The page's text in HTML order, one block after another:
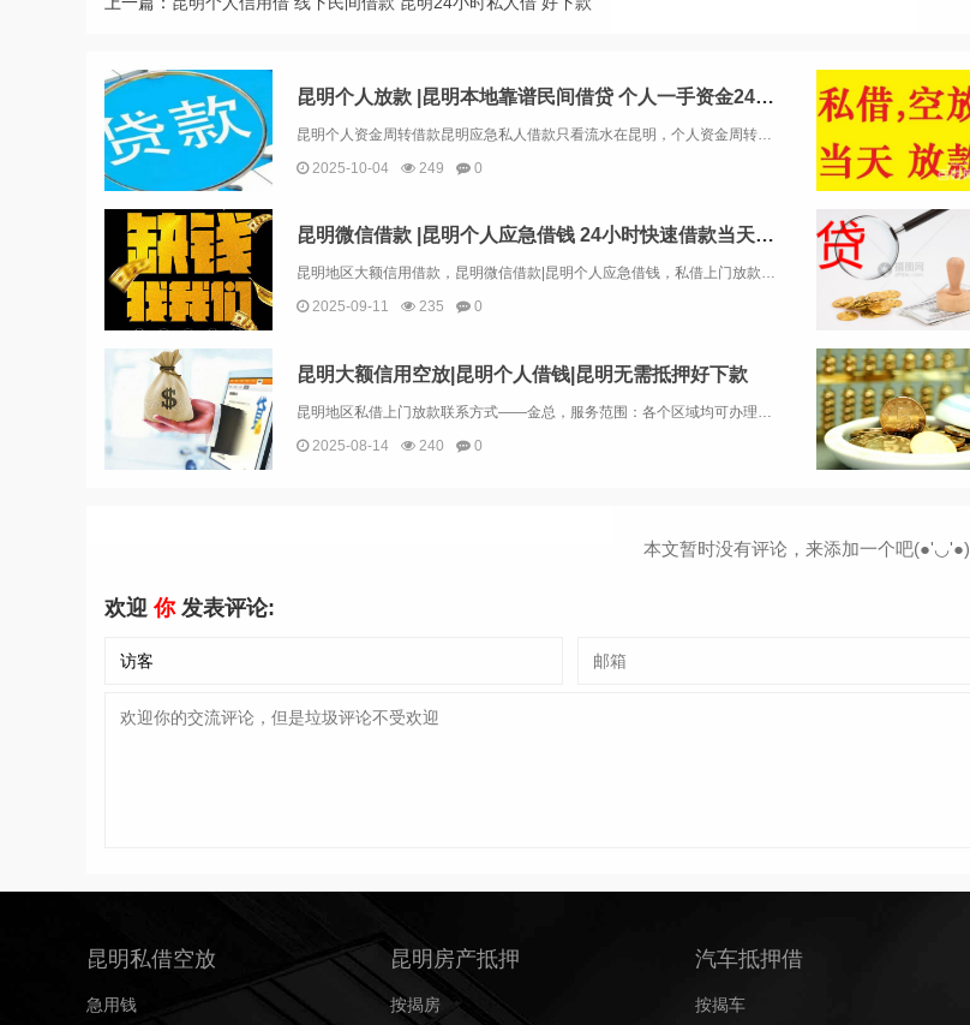
昆明个人放款 |昆明本地靠谱民间借贷 个人一手资金24小时下款
2025-10-04
249 0
昆明微信借款 |昆明个人应急借钱 24小时快速借款当天拿钱
昆明地区大额信用借款，昆明微信借款|昆明个人应急借钱，私借上门放款空放联系方式——金总，服务范围：各个区域均可办理私借，押车，各种车抵押，当天放款，欢迎咨询！——私借短期应急借款，30分钟下款，额度1–600万，无抵押免担保，不看征信，...
2025-09-11
235 0
昆明大额信用空放|昆明个人借钱|昆明无需抵押好下款
昆明地区私借上门放款联系方式——金总，服务范围：各个区域均可办理私借，押车，各种车抵押，当天放款，欢迎咨询！——私借短期应急借款，30分钟下款，额度1–600万，无抵押免担保，不看征信，无视负债，无前期费用，急用钱请电话或微信详细咨询。13...
2025-08-14
240 0
本文暂时没有评论，来添加一个吧(●'◡'●)
欢迎你发表评论:
昆明私借空放
急用钱
昆明房产抵押
按揭房
汽车抵押借
按揭车